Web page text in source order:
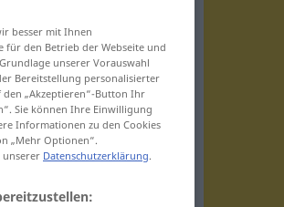
“
besser mit Ihnen
für den Betrieb der Webseite und
unserer Vorauswahl
Bereitstellung personalisierter
„Akzeptieren“-Button Ihr
Sie können Ihre Einwilligung
Informationen zu den Cookies
„Mehr Optionen“.
unserer Datenschutzerklärung.